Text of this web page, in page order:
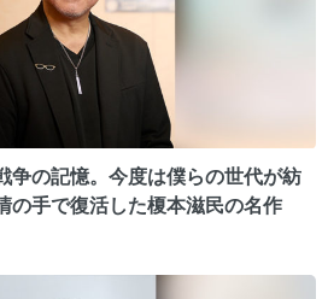
争の記憶。今度は僕らの世代が紡
手で復活した榎本滋民の名作